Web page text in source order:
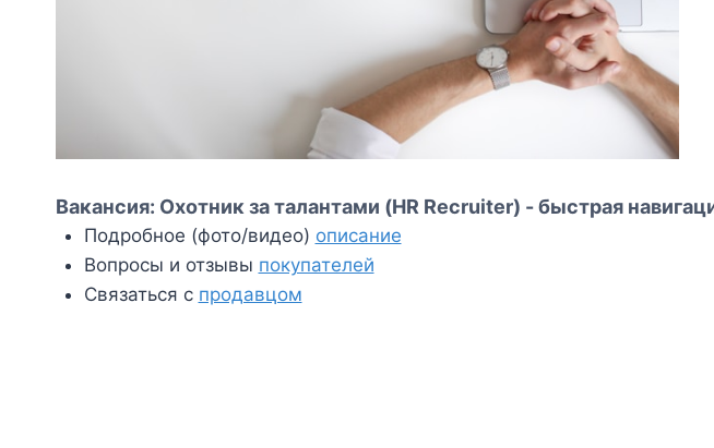
Вакансия: Охотник за талантами (HR Recruiter) - быстрая
Подробное (фото/видео) описание
Вопросы и отзывы покупателей
Связаться с продавцом